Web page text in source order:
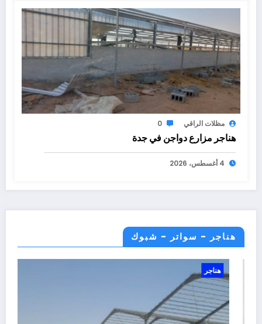
مظلات الراقي 0
هناجر مزارع دواجن في جدة
4 أغسطس، 2026
هناجر - سواتر - شبوك
هناجر